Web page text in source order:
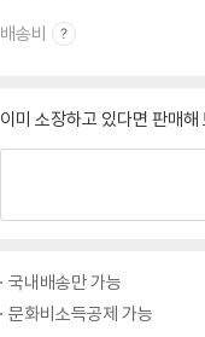
배송비
이미 소장하고 있다면 판매해
국내배송만 가능
문화비소득공제 가능